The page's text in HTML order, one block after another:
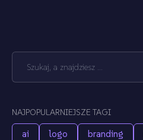
NAJPOPULARNIEJSZE TAGI
ai logo branding